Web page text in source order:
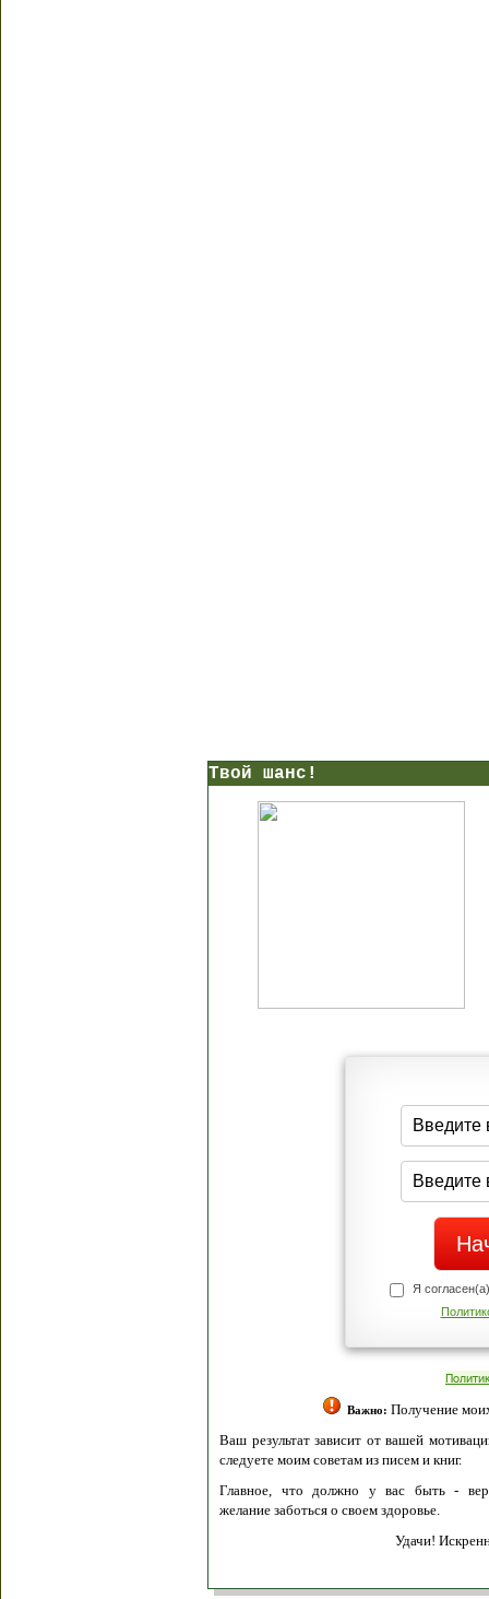
Твой шанс!
Я
Важно: Получение
Ваш результат зависит от вашей
следуете моим советам из писем и книг.
Главное, что должно у вас быть -
желание заботься о своем здоровье.
Удачи!